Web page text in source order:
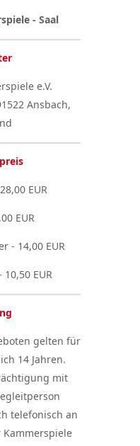
- Saal
e.V.
Ansbach,
EUR
EUR
- 14,00 EUR
EUR
gelten für
14 Jahren.
mit
telefonisch an